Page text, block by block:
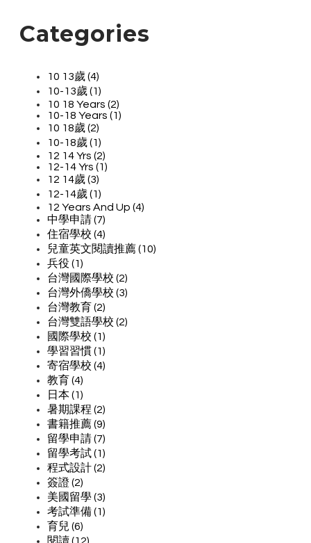
Categories
10 13歲 (4)
10-13歲 (1)
10 18 Years (2)
10-18 Years (1)
10 18歲 (2)
10-18歲 (1)
12 14 Yrs (2)
12-14 Yrs (1)
12 14歲 (3)
12-14歲 (1)
12 Years And Up (4)
中學申請 (7)
住宿學校 (4)
兒童英文閱讀推薦 (10)
兵役 (1)
台灣國際學校 (2)
台灣外僑學校 (3)
台灣教育 (2)
台灣雙語學校 (2)
國際學校 (1)
學習習慣 (1)
寄宿學校 (4)
教育 (4)
日本 (1)
暑期課程 (2)
書籍推薦 (9)
留學申請 (7)
留學考試 (1)
程式設計 (2)
簽證 (2)
美國留學 (3)
考試準備 (1)
育兒 (6)
閱讀 (12)